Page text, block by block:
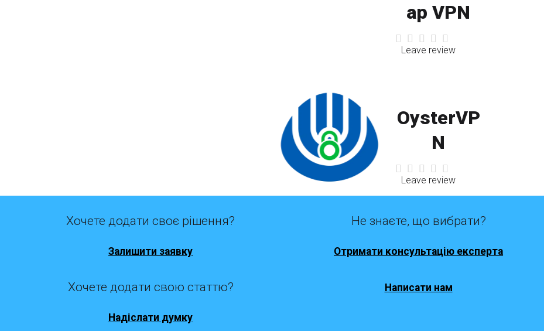
ap VPN
Leave review
OysterVP
N
Leave review
Хочете додати своє рішення?
Залишити заявку
Хочете додати свою статтю?
Надіслати думку
Не знаєте, що вибрати?
Отримати консультацію експерта
Написати нам